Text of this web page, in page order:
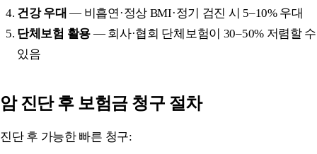
건강 우대 — 비흡연·정상 BMI·정기 검진 시 5–10% 우대
단체보험 활용— 회사·협회 단체보험이 30–50% 저렴할 수
있음
암 진단 후 보험금 청구 절차
진단 후 가능한 빠른 청구: